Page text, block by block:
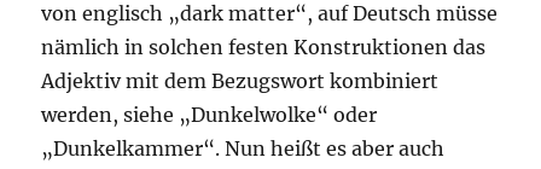
von englisch „dark matter“, auf Deutsch müsse
nämlich in solchen festen Konstruktionen das
Adjektiv mit dem Bezugswort kombiniert
werden, siehe „Dunkelwolke“ oder
„Dunkelkammer“. Nun heißt es aber auch